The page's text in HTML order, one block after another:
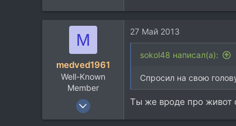
4.096
M
medved1961
Well-Known
Member
24 Сен 2005
27 Май 2013
sokol48 написал(а):
Спросил на свою
Ты же вроде про живот